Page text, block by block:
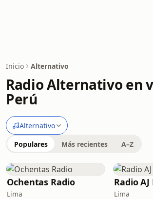
Inicio Alternativo
Radio Alternativo en
Perú
Alternativo
Populares Más recientes A–Z
Ochentas Radio
Lima
Radio
Lima